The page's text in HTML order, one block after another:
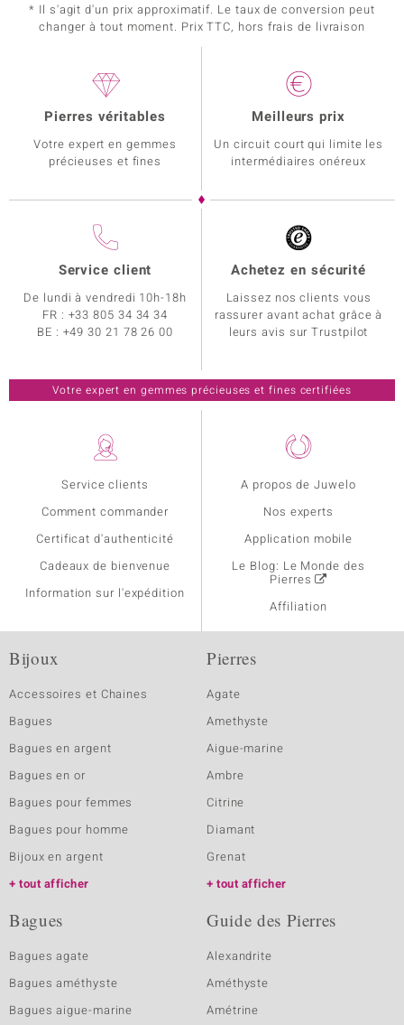
* Il s'agit d'un prix approximatif. Le taux de conversion peut
changer à tout moment. Prix TTC, hors frais de livraison
Service clients
Comment commander
Certificat d'authenticité
Cadeaux de bienvenue
Information sur l'expédition
A propos de Juwelo
Nos experts
Application mobile
Le Blog: Le Monde des
Pierres
Affiliation
Pierres véritables
Votre expert en gemmes
précieuses et fines
Meilleurs prix
Un circuit court qui limite les
intermédiaires onéreux
Service client
De lundi à vendredi 10h-18h
FR : +33 805 34 34 34
BE : +49 30 21 78 26 00
Achetez en sécurité
Laissez nos clients vous
rassurer avant achat grâce à
leurs avis sur Trustpilot
Votre expert en gemmes précieuses et fines certifiées
Bijoux
Accessoires et Chaines
Bagues
Bagues en argent
Bagues en or
Bagues pour femmes
Bagues pour homme
Bijoux en argent
tout afficher
Pierres
Agate
Amethyste
Aigue-marine
Ambre
Citrine
Diamant
Grenat
tout afficher
Bagues
Bagues agate
Bagues améthyste
Bagues aigue-marine
Guide des Pierres
Alexandrite
Améthyste
Amétrine